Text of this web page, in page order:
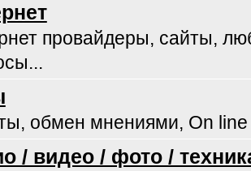
провайдеры, сайты,
обмен мнениями, On line
/ видео / фото /